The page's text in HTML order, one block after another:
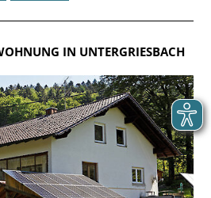
IN UNTERGRIESBACH